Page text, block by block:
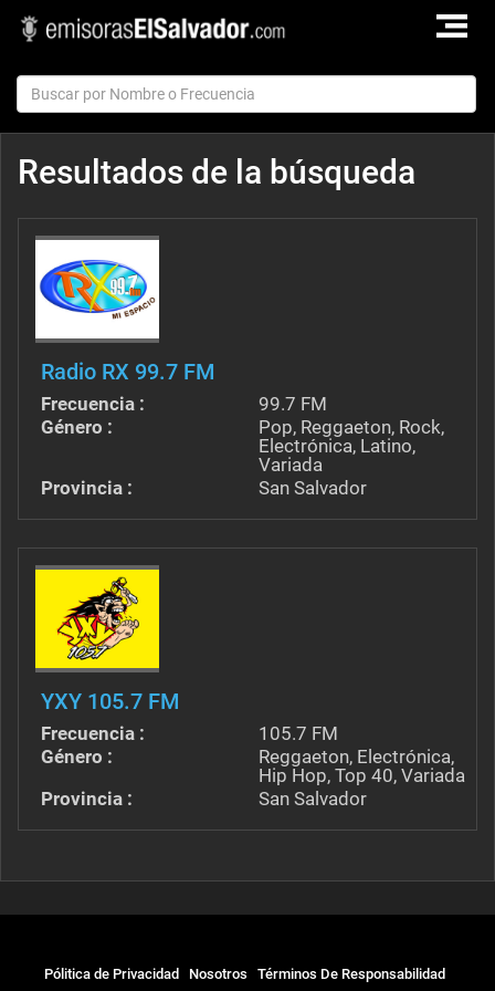
TOGGLE
Resultados de la búsqueda
Radio RX 99.7 FM
Frecuencia :
99.7 FM
Género :
Pop, Reggaeton, Rock,
Electrónica, Latino,
Variada
Provincia :
San Salvador
YXY 105.7 FM
Frecuencia :
105.7 FM
Género :
Reggaeton, Electrónica,
Hip Hop, Top 40, Variada
Provincia :
San Salvador
Pólitica de Privacidad Nosotros Términos De Responsabilidad